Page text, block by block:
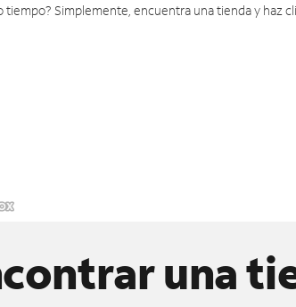
tiempo? Simplemente, encuentra una tienda y haz
una